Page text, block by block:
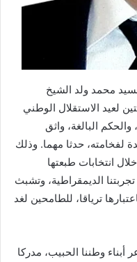
محمد ولد الشيخ
لعيد الاستقلال الوطني
والحكم البالغة، واثق
لفخامته، حدثا مهما. وذلك
انتخابات طبعتها
الديمقراطية، وتشبث
ترياقا، للطامحين لغد
وطننا الحبيب، مدركا